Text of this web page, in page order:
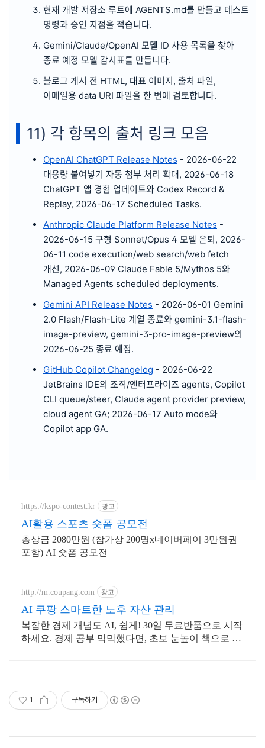
현재 개발 저장소 루트에 AGENTS.md를 만들고 테스트
명령과 승인 지점을 적습니다.
Gemini/Claude/OpenAI 모델 ID 사용 목록을 찾아
종료 예정 모델 감시표를 만듭니다.
블로그 게시 전 HTML, 대표 이미지, 출처 파일,
이메일용 data URI 파일을 한 번에 검토합니다.
11) 각 항목의 출처 링크 모음
OpenAI ChatGPT Release Notes - 2026-06-22
대용량 붙여넣기 자동 첨부 처리 확대, 2026-06-18
ChatGPT 앱 경험 업데이트와 Codex Record &
Replay, 2026-06-17 Scheduled Tasks.
Anthropic Claude Platform Release Notes -
2026-06-15 구형 Sonnet/Opus 4 모델 은퇴, 2026-
06-11 code execution/web search/web fetch
개선, 2026-06-09 Claude Fable 5/Mythos 5와
Managed Agents scheduled deployments.
Gemini API Release Notes - 2026-06-01 Gemini
2.0 Flash/Flash-Lite 계열 종료와 gemini-3.1-flash-
image-preview, gemini-3-pro-image-preview의
2026-06-25 종료 예정.
GitHub Copilot Changelog - 2026-06-22
JetBrains IDE의 조직/엔터프라이즈 agents, Copilot
CLI queue/steer, Claude agent provider preview,
cloud agent GA; 2026-06-17 Auto mode와
Copilot app GA.
https://kspo-contest.kr 광고
AI활용 스포츠 숏폼 공모전
총상금 2080만원 (참가상 200명x네이버페이 3만원권
포함) AI 숏폼 공모전
http://m.coupang.com 광고
AI 쿠팡 스마트한 노후 자산 관리
복잡한 경제 개념도 AI, 쉽게! 30일 무료반품으로 시작
하세요. 경제 공부 막막했다면, 초보 눈높이 책으로 현
1 구독하기